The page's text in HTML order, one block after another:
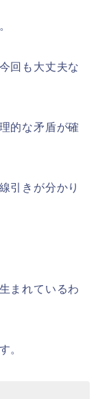
回も大丈夫な
的な矛盾が確
引きが分かり
まれているわ
。